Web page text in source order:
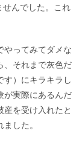
せんでした。これ
やってみてダメな
、それまで灰色だ
す）にキラキラし
が実際にあるんだ
産を受け入れたと
した。